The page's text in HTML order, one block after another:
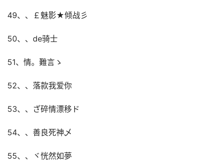
49、、￡魅影★倾战彡
50、、de骑士
51、情。難言ゝ
52、、落款我爱你
53、、ざ碎情漂移ド
54、、善良死神乄
55、、ヾ恍然如夢